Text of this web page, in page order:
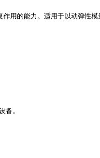
用的能力。适用于以动弹性模
备。